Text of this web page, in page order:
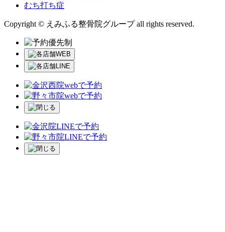
むち打ち症
Copyright © えみふる整骨院グループ all rights reserved.